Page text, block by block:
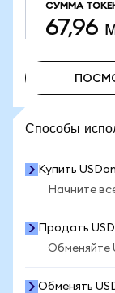
СУММА
67,96
Способы
Купить USDon
Начните
Продать
Обменяйте
Обменять